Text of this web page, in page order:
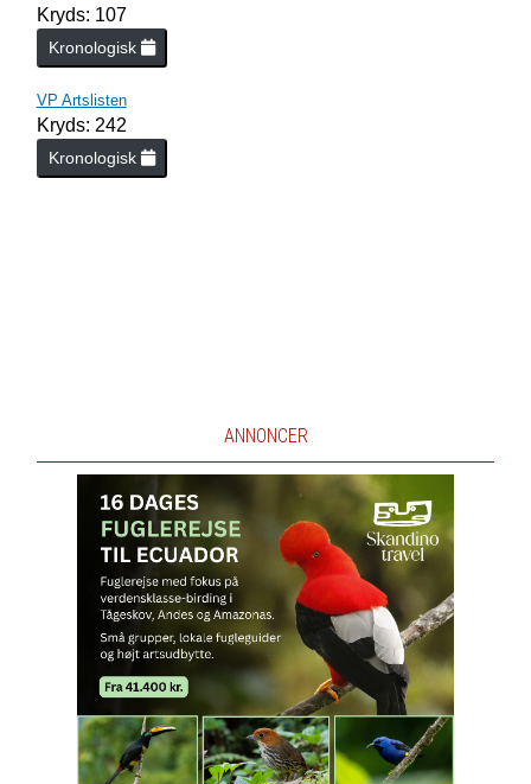
Kryds: 107
Kronologisk
VP Artslisten
Kryds: 242
Kronologisk
ANNONCER